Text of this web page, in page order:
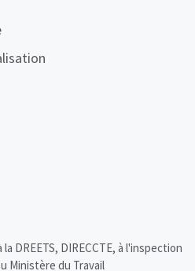
DREETS, DIRECCTE, à l'inspection
Ministère du Travail